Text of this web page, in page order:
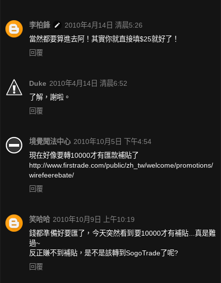
李柏鋒
2010年4月14日 清晨5:26
當然都要算進去阿！其實你就直接填$25就好了！
回覆
Duke 2010年4月14日 清晨6:52
了解，謝啦。
回覆
境覺聞法中心 2010年10月5日 下午4:54
現在好像要轉10000才有匯款補貼了
http://www.firstrade.com/public/zh_tw/welcome/promotions/
wirefeerebate/
回覆
笑哈哈 2010年10月9日 上午10:19
錢都準備好要匯了，今天突然看到要10000才有補貼...真是難
過~
反正賺不到補貼，是不是該轉到SogoTrade了呢?
回覆